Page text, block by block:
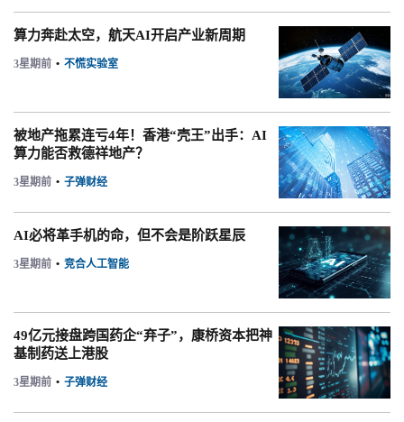
算力奔赴太空，航天AI开启产业新周期
3星期前 • 不慌实验室
被地产拖累连亏4年！香港“壳王”出手：AI
算力能否救德祥地产？
3星期前 • 子弹财经
AI必将革手机的命，但不会是阶跃星辰
3星期前 • 竞合人工智能
49亿元接盘跨国药企“弃子”，康桥资本把神
基制药送上港股
3星期前 • 子弹财经